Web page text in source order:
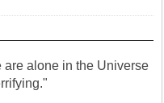
alone in the Universe